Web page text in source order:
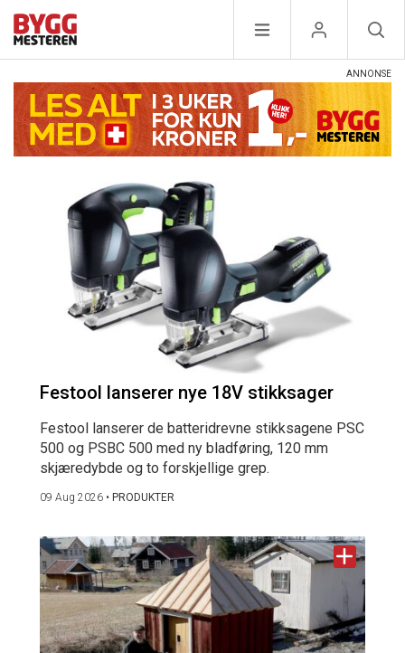
Festool lanserer nye 18V stikksager
Festool lanserer de batteridrevne stikksagene PSC
500 og PSBC 500 med ny bladføring, 120 mm
skjæredybde og to forskjellige grep.
09 Aug 2026 • PRODUKTER